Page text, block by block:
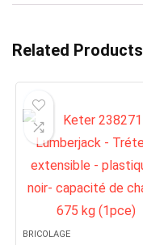
Related Products
BRICOLAGE